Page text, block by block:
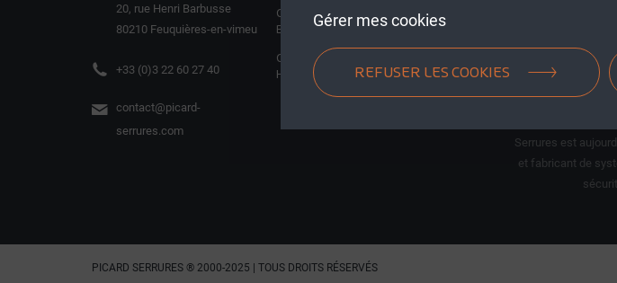
20, rue Henri Barbusse
80210 Feuquières-en-vimeu
+33 (0)3 22 60 27 40
contact@picard-
serrures.com
CATALOGUE PORTES
BLINDÉES
CATALOGUE PORTES DE
HALL
Serrures est
et fabricant de
PICARD SERRURES ® 2000-2025 | TOUS DROITS RÉSERVÉS
Gérer mes cookies
REFUSER LES COOKIES